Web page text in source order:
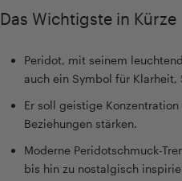
Das Wichtigste in Kürze
Peridot, mit seinem
auch ein Symbol für Klarheit,
Er soll geistige
Beziehungen stärken.
Moderne Peridotschmuck-
bis hin zu nostalgisch